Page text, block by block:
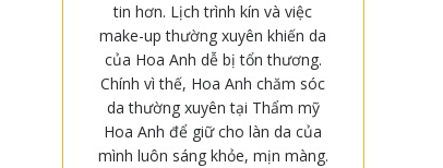
tin hơn. Lịch trình kín và việc
make-up thường xuyên khiến da
của Hoa Anh dễ bị tổn thương.
Chính vì thế, Hoa Anh chăm sóc
da thường xuyên tại Thẩm mỹ
Hoa Anh để giữ cho làn da của
mình luôn sáng khỏe, mịn màng.